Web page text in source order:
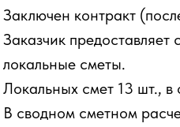
Заключен контракт
Заказчик
локальные сметы.
Локальных смет 13 шт.,
В сводном сметном